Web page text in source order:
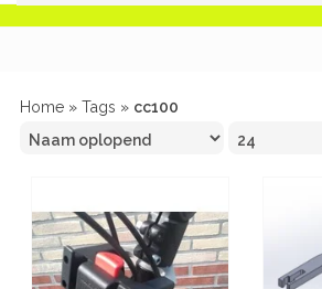
Home » Tags » cc100